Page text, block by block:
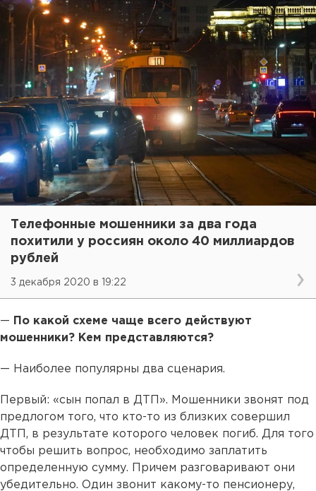
Телефонные мошенники за два года
похитили у россиян около 40 миллиардов
рублей
3 декабря 2020 в 19:22
— По какой схеме чаще всего действуют
мошенники? Кем представляются?
— Наиболее популярны два сценария.
Первый: «сын попал в ДТП». Мошенники звонят под
предлогом того, что кто-то из близких совершил
ДТП, в результате которого человек погиб. Для того
чтобы решить вопрос, необходимо заплатить
определенную сумму. Причем разговаривают они
убедительно. Один звонит какому-то пенсионеру,